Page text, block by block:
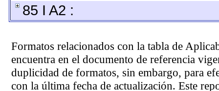
85 I A2 :
Formatos relacionados con la tabla de
encuentra en el documento de referencia
duplicidad de formatos, sin embargo, para
con la última fecha de actualización. Este